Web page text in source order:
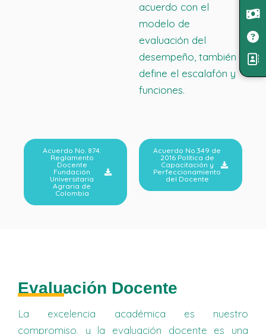
acuerdo con el
modelo de
evaluación del
desempeño, también
define el escalafón y
funciones.
Acuerdo No. 874:
Reglamento
Docente
Fundación
Universitaria
Agraria de
Colombia
Acuerdo No.349 de
2016 Política de
Capacitación y
Perfeccionamiento
del Docente
Evaluación Docente
La excelencia académica es nuestro
compromiso, y la evaluación docente es una